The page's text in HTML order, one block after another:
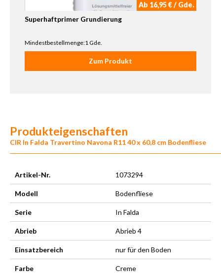
Ab 16,95 € / Gde.
Superhaftprimer Grundierung
Mindestbestellmenge:1 Gde.
Zum Produkt
Produkteigenschaften
CIR In Falda Travertino Navona R11 40 x 60,8 cm Bodenfliese
Artikel-Nr. 1073294
Modell Bodenfliese
Serie In Falda
Abrieb Abrieb 4
Einsatzbereich nur für den Boden
Farbe Creme